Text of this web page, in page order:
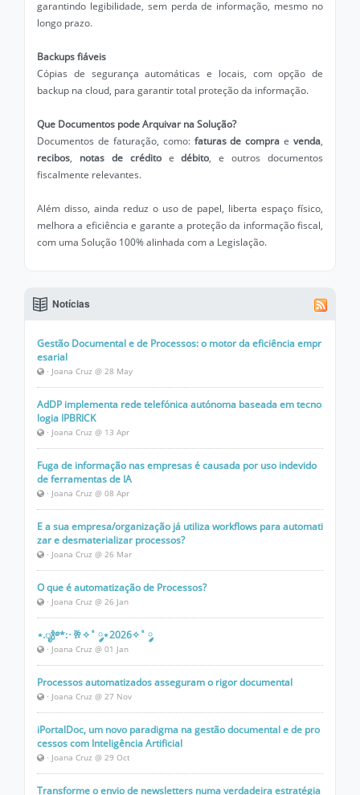
garantindo legibilidade, sem perda de informação, mesmo no
longo prazo.
Backups fiáveis
Cópias de segurança automáticas e locais, com opção de
backup na cloud, para garantir total proteção da informação.
Que Documentos pode Arquivar na Solução?
Documentos de faturação, como: faturas de compra e venda,
recibos, notas de créditoedébito, e outros documentos
fiscalmente relevantes.
Além disso, ainda reduz o uso de papel, liberta espaço físico,
melhora a eficiência e garante a proteção da informação fiscal,
com uma Solução 100% alinhada com a Legislação.
Notícias
Gestão Documental e de Processos: o motor da eficiência empr
esarial
· Joana Cruz @ 28 May
AdDP implementa rede telefónica autónoma baseada em tecno
logia IPBRICK
· Joana Cruz @ 13 Apr
Fuga de informação nas empresas é causada por uso indevido
de ferramentas de IA
· Joana Cruz @ 08 Apr
E a sua empresa/organização já utiliza workflows para automati
zar e desmaterializar processos?
· Joana Cruz @ 26 Mar
O que é automatização de Processos?
· Joana Cruz @ 26 Jan
⋆.ೃ🍾࿔*:･🥂✧˚ ༘⋆2026✧˚ ༘
· Joana Cruz @ 01 Jan
Processos automatizados asseguram o rigor documental
· Joana Cruz @ 27 Nov
iPortalDoc, um novo paradigma na gestão documental e de pro
cessos com Inteligência Artificial
· Joana Cruz @ 29 Oct
Transforme o envio de newsletters numa verdadeira estratégia